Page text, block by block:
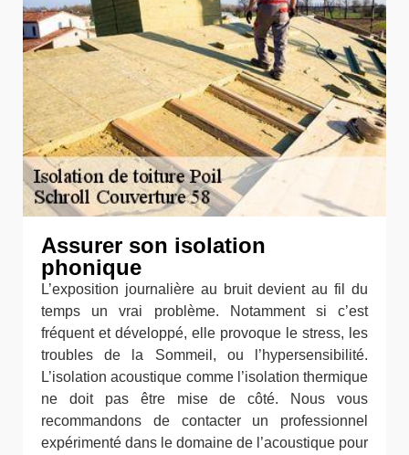
Assurer son isolation
phonique
L’exposition journalière au bruit devient au fil du
temps un vrai problème. Notamment si c’est
fréquent et développé, elle provoque le stress, les
troubles de la Sommeil, ou l’hypersensibilité.
L’isolation acoustique comme l’isolation thermique
ne doit pas être mise de côté. Nous vous
recommandons de contacter un professionnel
expérimenté dans le domaine de l’acoustique pour